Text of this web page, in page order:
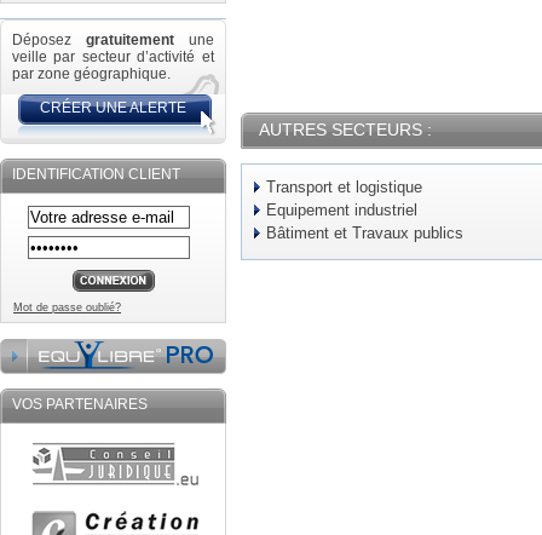
Déposez gratuitement une
veille par secteur d’activité et
par zone géographique.
CRÉER UNE ALERTE
IDENTIFICATION CLIENT
Mot de passe oublié?
VOS PARTENAIRES
AUTRES SECTEURS :
Transport et logistique
Equipement industriel
Bâtiment et Travaux publics